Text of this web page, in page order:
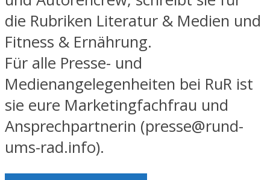
die Rubriken Literatur & Medien und
Fitness & Ernährung.
Für alle Presse- und
Medienangelegenheiten bei RuR ist
sie eure Marketingfachfrau und
Ansprechpartnerin (presse@rund-
ums-rad.info).